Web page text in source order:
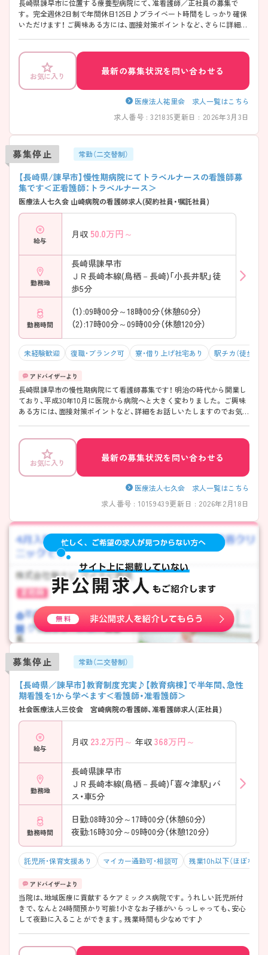
長崎県諫早市に位置する療養型病院にて、准看護師／正社員の募集で
す。 完全週休2日制で年間休日125日♪プライベート時間をしっかり確保
いただけます！ ご興味ある方には、面接対策ポイントなど、さらに詳細を
お気に入り 最新の募集状況を問い合わせる
医療法人祐里会 求人一覧はこちら
求人番号 : 321835更新日 : 2026年3月3日
募集停止 常勤（二交替制）
【長崎県/諌早市】慢性期病院にてトラベルナースの看護師募
集です＜正看護師：トラベルナース＞
医療法人七久会 山崎病院の看護師求人(契約社員・嘱託社員)
給与
月収 50.0万円～
勤務地
長崎県諫早市
ＪＲ長崎本線(鳥栖－長崎)「小長井駅」徒
歩5分
勤務時間
（1）:09時00分～18時00分（休憩60分）
（2）:17時00分～09時00分（休憩120分）
未経験歓迎 復職・ブランク可 寮・借り上げ社宅あり 駅チカ（徒歩10
長崎県諌早市の慢性期病院にて看護師募集です！ 明治の時代から開業し
ており、平成30年10月に医院から病院へと大きく変わりました。 ご興味
ある方には、面接対策ポイントなど、詳細をお話しいたしますのでお気軽
お気に入り 最新の募集状況を問い合わせる
医療法人七久会 求人一覧はこちら
求人番号 : 10159439更新日 : 2026年2月18日
募集停止 常勤（二交替制）
【長崎県／諫早市】教育制度充実♪【教育病棟】で半年間、急性
期看護を1から学べます＜看護師・准看護師＞
社会医療法人三佼会 宮崎病院の看護師、准看護師求人(正社員)
給与
月収 23.2万円～ 年収 368万円～
勤務地
長崎県諫早市
ＪＲ長崎本線(鳥栖－長崎)「喜々津駅」バ
ス・車5分
勤務時間
日勤:08時30分～17時00分（休憩60分）
夜勤:16時30分～09時00分（休憩120分）
託児所・保育支援あり マイカー通勤可・相談可 残業10h以下（ほぼなし）
当院は、地域医療に貢献するケアミックス病院です。うれしい託児所付
きで、なんと24時間預かり可能！小さなお子様がいらっしゃっても、安心
して夜勤に入ることができます。残業時間も少なめです♪